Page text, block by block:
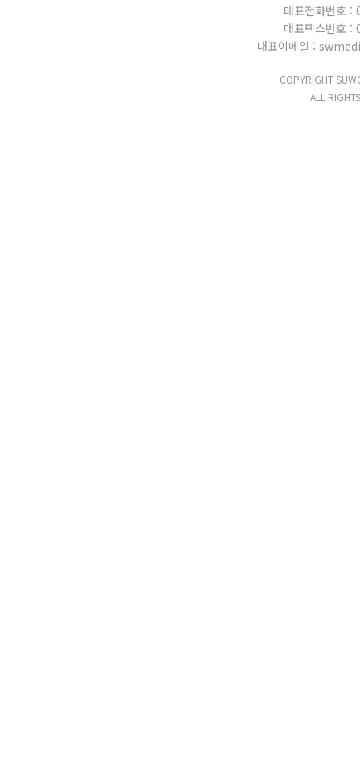
대표전화번호
대표팩스번호
대표이메일 :
COPYRIGHT
ALL